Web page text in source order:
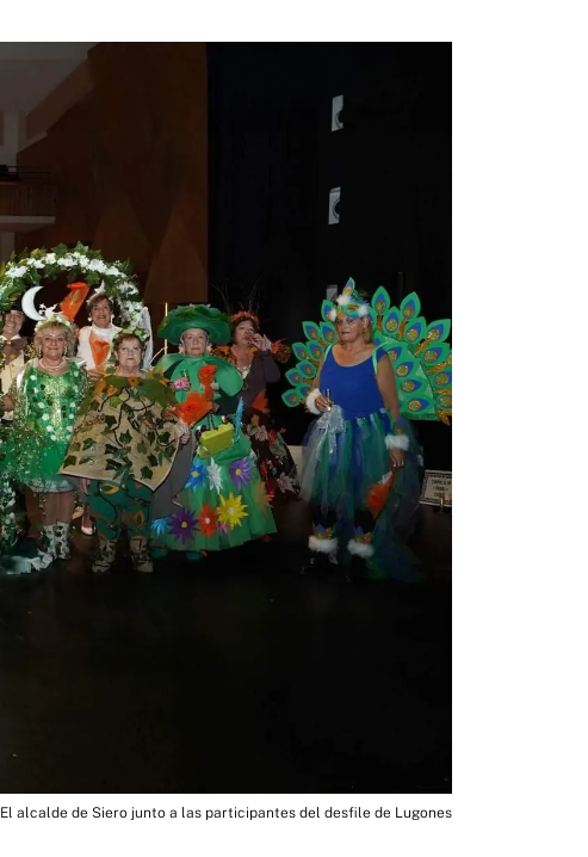
El alcalde de Siero junto a las participantes del desfile de Lugones